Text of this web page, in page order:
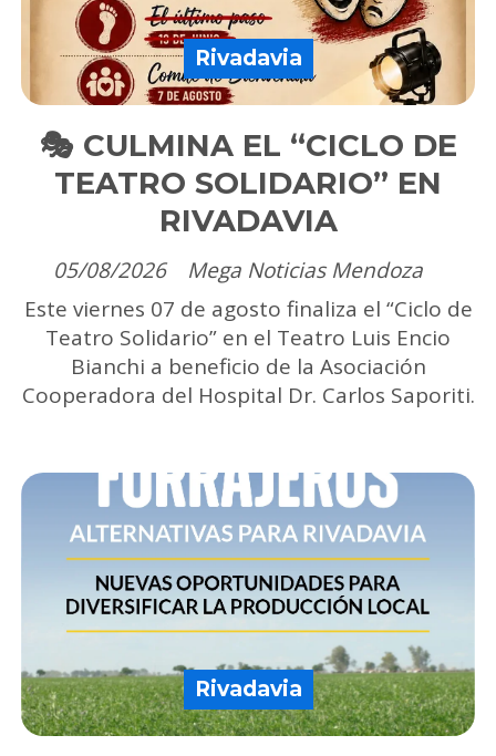
🎭 CULMINA EL “CICLO DE
TEATRO SOLIDARIO” EN
RIVADAVIA
Mega Noticias Mendoza
Rivadavia
05/08/2026
Este viernes 07 de agosto finaliza el “Ciclo de
Teatro Solidario” en el Teatro Luis Encio
Bianchi a beneficio de la Asociación
Cooperadora del Hospital Dr. Carlos Saporiti.
Rivadavia